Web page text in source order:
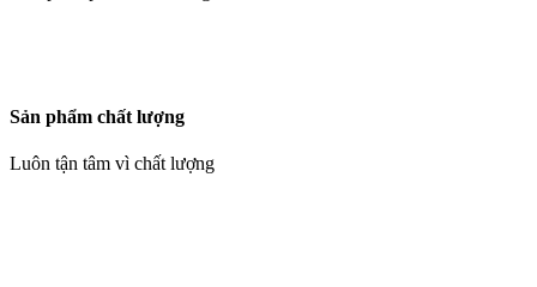
Sản phẩm chất lượng
Luôn tận tâm vì chất lượng